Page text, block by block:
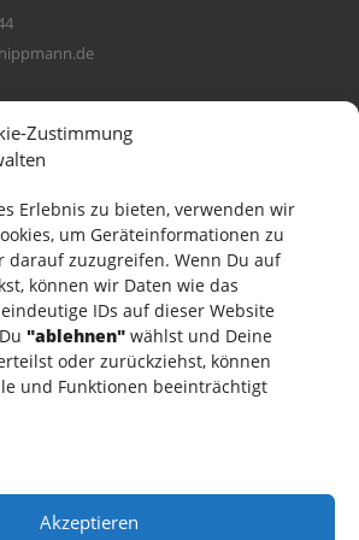
Zustimmung
Erlebnis zu bieten, verwenden wir
um Geräteinformationen zu
darauf zuzugreifen. Wenn Du auf
können wir Daten wie das
IDs auf dieser Website
"ablehnen" wählst und Deine
oder zurückziehst, können
und Funktionen beeinträchtigt
Akzeptieren